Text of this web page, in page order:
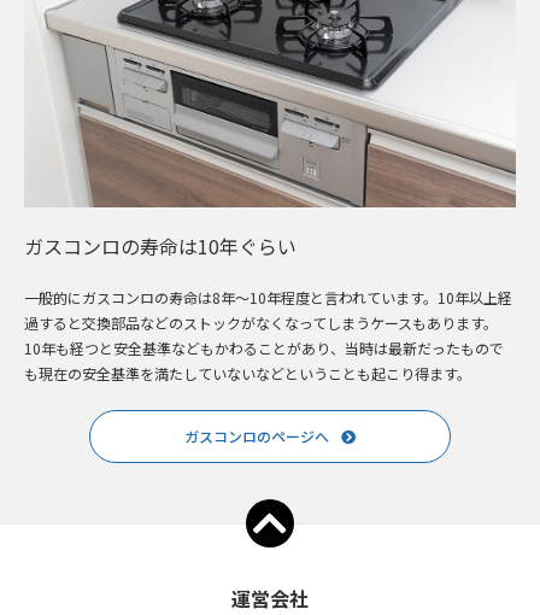
ガスコンロの寿命は10年ぐらい
一般的にガスコンロの寿命は8年～10年程度と言われています。10年以上経
過すると交換部品などのストックがなくなってしまうケースもあります。
10年も経つと安全基準などもかわることがあり、当時は最新だったもので
も現在の安全基準を満たしていないなどということも起こり得ます。
ガスコンロのページへ
運営会社